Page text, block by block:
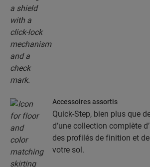
Accessoires assortis
Quick-Step, bien plus que
d’une collection complète
des profilés de finition et
votre sol.